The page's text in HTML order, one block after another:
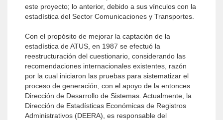
este proyecto; lo anterior, debido a sus vínculos con la
estadística del Sector Comunicaciones y Transportes.
Con el propósito de mejorar la captación de la
estadística de ATUS, en 1987 se efectuó la
reestructuración del cuestionario, considerando las
recomendaciones internacionales existentes, razón
por la cual iniciaron las pruebas para sistematizar el
proceso de generación, con el apoyo de la entonces
Dirección de Desarrollo de Sistemas. Actualmente, la
Dirección de Estadísticas Económicas de Registros
Administrativos (DEERA), es responsable del